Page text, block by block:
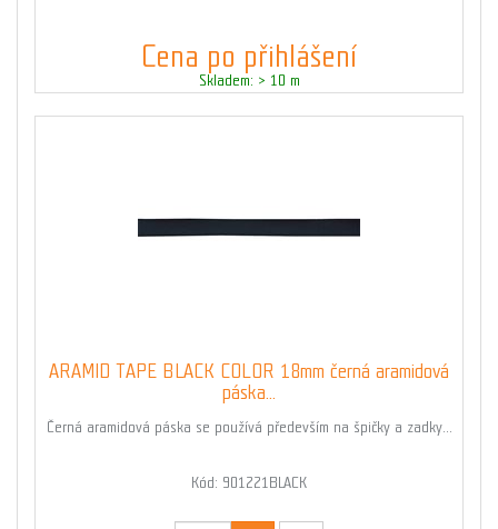
Cena po přihlášení
Skladem: > 10 m
ARAMID TAPE BLACK COLOR 18mm černá aramidová
páska...
Černá aramidová páska se používá především na špičky a zadky...
Kód: 901221BLACK